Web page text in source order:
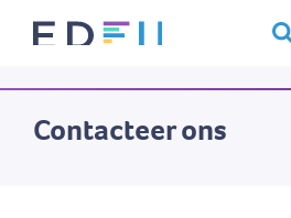
Over Edfin
Contacteer ons